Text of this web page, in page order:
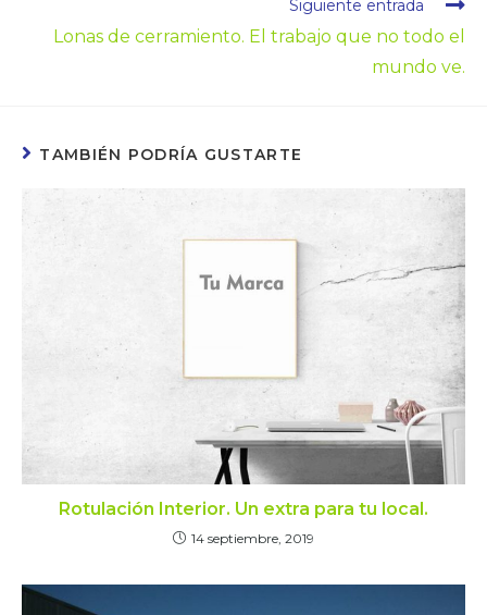
Siguiente entrada
Lonas de cerramiento. El trabajo que no todo el
mundo ve.
TAMBIÉN PODRÍA GUSTARTE
Rotulación Interior. Un extra para tu local.
14 septiembre, 2019